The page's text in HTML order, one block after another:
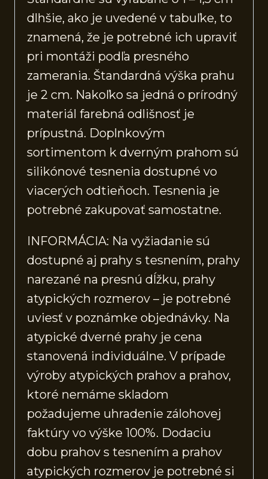
dlhšie, ako je uvedené v tabuľke, to
znamená, že je potrebné ich upraviť
pri montáži podľa presného
zamerania. Štandardná výška prahu
je 2 cm. Nakoľko sa jedná o prírodný
materiál farebná odlišnosť je
prípustná. Doplnkovým
sortimentom k dverným prahom sú
silikónové tesnenia dostupné vo
viacerých odtieňoch. Tesnenia je
potrebné zakupovať samostatne.
INFORMÁCIA: Na vyžiadanie sú
dostupné aj prahy s tesnením, prahy
narezané na presnú dĺžku, prahy
atypických rozmerov – je potrebné
uviesť v poznámke objednávky. Na
atypické dverné prahy je cena
stanovená individuálne. V prípade
výroby atypických prahov a prahov,
ktoré nemáme skladom
požadujeme uhradenie zálohovej
faktúry vo výške 100%. Dodaciu
dobu prahov s tesnením a prahov
atypických rozmerov je potrebné si